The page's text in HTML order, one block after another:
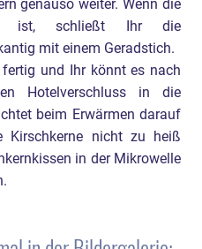
genauso weiter. Wenn die
ist, schließt Ihr die
mit einem Geradstich.
und Ihr könnt es nach
Hotelverschluss in die
beim Erwärmen darauf
Kirschkerne nicht zu heiß
in der Mikrowelle